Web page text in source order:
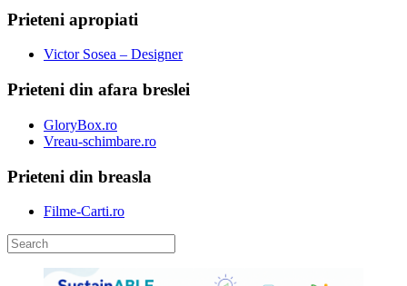
Prieteni apropiati
Victor Sosea – Designer
Prieteni din afara breslei
GloryBox.ro
Vreau-schimbare.ro
Prieteni din breasla
Filme-Carti.ro